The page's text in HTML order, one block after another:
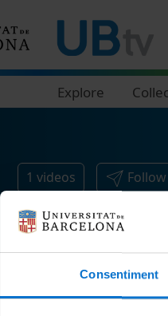
Consentiment
Explore
1 videos